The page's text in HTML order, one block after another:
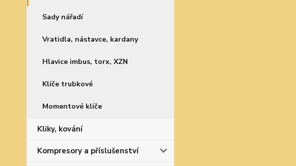
Sady nářadí
Vratidla, nástavce, kardany
Hlavice imbus, torx, XZN
Klíče trubkové
Momentové klíče
Kliky, kování
Kompresory a příslušenství